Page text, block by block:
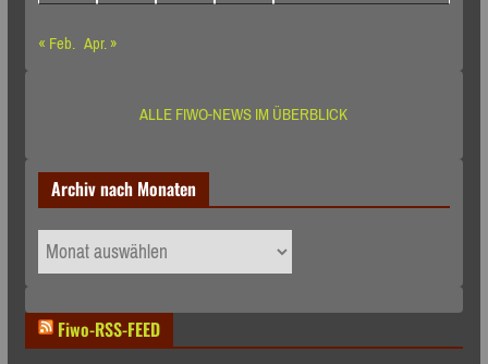
« Feb. Apr. »
ALLE FIWO-NEWS IM ÜBERBLICK
Archiv nach Monaten
Archiv
nach
Fiwo-RSS-FEED